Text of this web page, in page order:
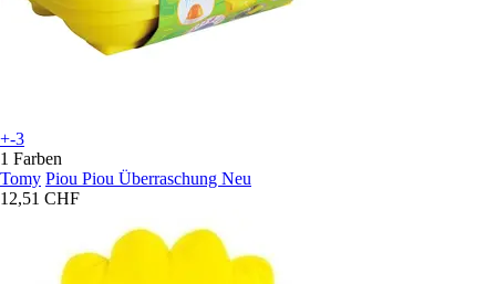
+-3
1 Farben
Tomy Piou Piou Überraschung Neu
12,51 CHF